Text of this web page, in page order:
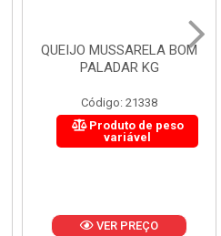
QUEIJO MUSSARELA BOM
PALADAR KG
Código: 21338
Produto de peso
variável
VER PREÇO